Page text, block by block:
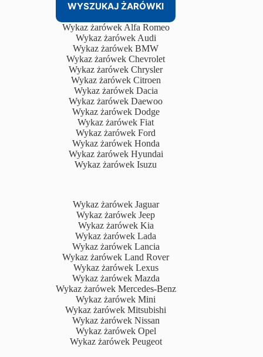
WYSZUKAJ ŻARÓWKI
Wykaz żarówek Alfa Romeo
Wykaz żarówek Audi
Wykaz żarówek BMW
Wykaz żarówek Chevrolet
Wykaz żarówek Chrysler
Wykaz żarówek Citroen
Wykaz żarówek Dacia
Wykaz żarówek Daewoo
Wykaz żarówek Dodge
Wykaz żarówek Fiat
Wykaz żarówek Ford
Wykaz żarówek Honda
Wykaz żarówek Hyundai
Wykaz żarówek Isuzu
Wykaz żarówek Jaguar
Wykaz żarówek Jeep
Wykaz żarówek Kia
Wykaz żarówek Lada
Wykaz żarówek Lancia
Wykaz żarówek Land Rover
Wykaz żarówek Lexus
Wykaz żarówek Mazda
Wykaz żarówek Mercedes-Benz
Wykaz żarówek Mini
Wykaz żarówek Mitsubishi
Wykaz żarówek Nissan
Wykaz żarówek Opel
Wykaz żarówek Peugeot